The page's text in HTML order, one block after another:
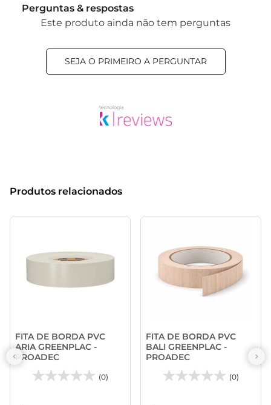
Perguntas & respostas
Este produto ainda não tem perguntas
SEJA O PRIMEIRO A PERGUNTAR
Produtos relacionados
FITA DE BORDA PVC
ARIA GREENPLAC -
PROADEC
(0)
FITA DE BORDA PVC
BALI GREENPLAC -
PROADEC
(0)